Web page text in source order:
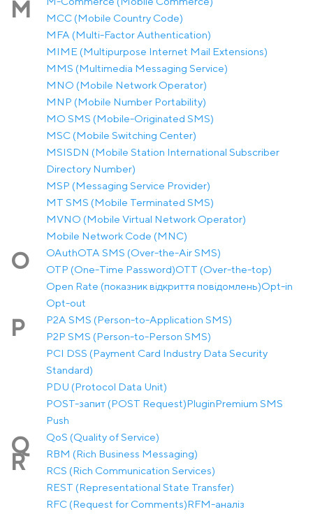
M
MCC (Mobile Country Code)
MFA (Multi-Factor Authentication)
MIME (Multipurpose Internet Mail Extensions)
MMS (Multimedia Messaging Service)
MNO (Mobile Network Operator)
MNP (Mobile Number Portability)
MO SMS (Mobile-Originated SMS)
MSC (Mobile Switching Center)
MSISDN (Mobile Station International Subscriber
Directory Number)
MSP (Messaging Service Provider)
MT SMS (Mobile Terminated SMS)
MVNO (Mobile Virtual Network Operator)
Mobile Network Code (MNC)
O OAuthOTA SMS (Over-the-Air SMS)
OTP (One-Time Password)OTT (Over-the-top)
Open Rate (показник відкриття повідомлень)Opt-in
Opt-out
P
P2A SMS (Person-to-Application SMS)
P2P SMS (Person-to-Person SMS)
PCI DSS (Payment Card Industry Data Security
Standard)
PDU (Protocol Data Unit)
POST-запит (POST Request)PluginPremium SMS
Push
Q QoS (Quality of Service)
R
RBM (Rich Business Messaging)
RCS (Rich Communication Services)
REST (Representational State Transfer)
RFC (Request for Comments)RFM-аналіз